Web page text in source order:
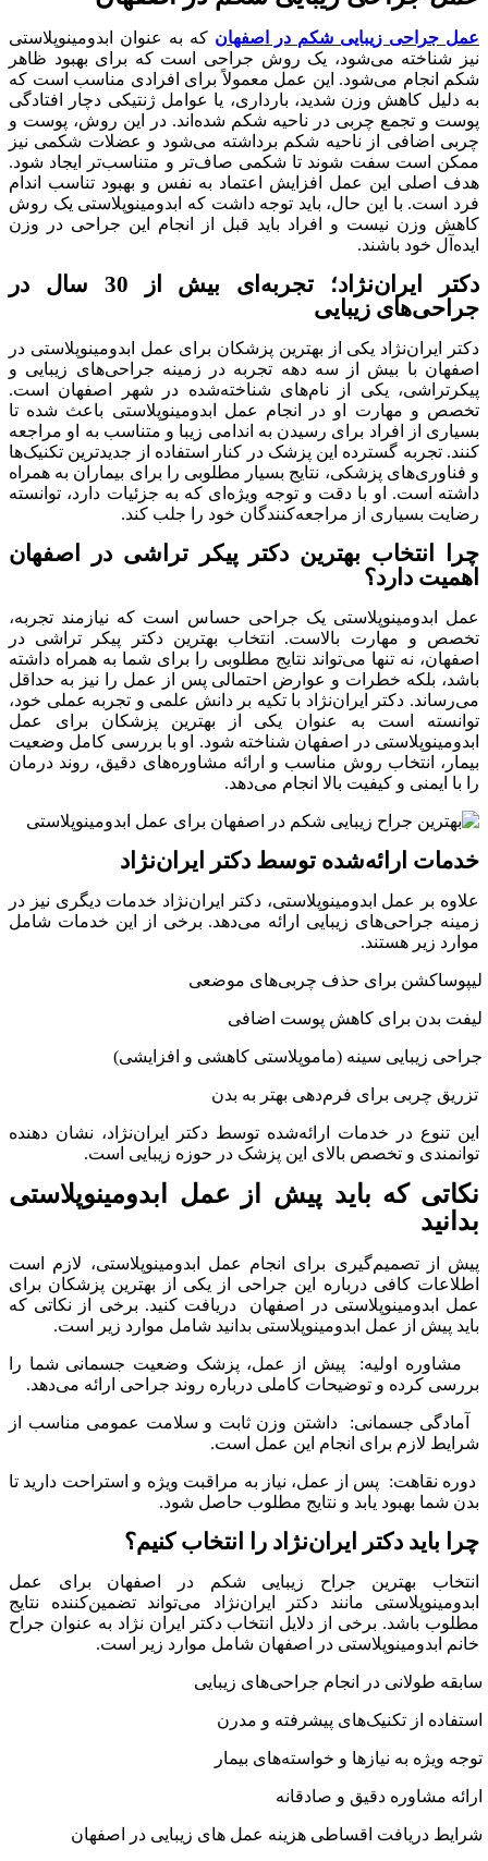
عمل جراحی زیبایی شکم در اصفهان که به عنوان ابدومینوپلاستی
نیز شناخته می‌شود، یک روش جراحی است که برای بهبود ظاهر
شکم انجام می‌شود. این عمل معمولاً برای افرادی مناسب است که
به دلیل کاهش وزن شدید، بارداری، یا عوامل ژنتیکی دچار افتادگی
پوست و تجمع چربی در ناحیه شکم شده‌اند. در این روش، پوست و
چربی اضافی از ناحیه شکم برداشته می‌شود و عضلات شکمی نیز
ممکن است سفت شوند تا شکمی صاف‌تر و متناسب‌تر ایجاد شود.
هدف اصلی این عمل افزایش اعتماد به نفس و بهبود تناسب اندام
فرد است. با این حال، باید توجه داشت که ابدومینوپلاستی یک روش
کاهش وزن نیست و افراد باید قبل از انجام این جراحی در وزن
ایده‌آل خود باشند.
دکتر ایران‌نژاد؛ تجربه‌ای بیش از 30 سال در
جراحی‌های زیبایی
دکتر ایران‌نژاد یکی از بهترین پزشکان برای عمل ابدومینوپلاستی در
اصفهان با بیش از سه دهه تجربه در زمینه جراحی‌های زیبایی و
پیکرتراشی، یکی از نام‌های شناخته‌شده در شهر اصفهان است.
تخصص و مهارت او در انجام عمل ابدومینوپلاستی باعث شده تا
بسیاری از افراد برای رسیدن به اندامی زیبا و متناسب به او مراجعه
کنند. تجربه گسترده این پزشک در کنار استفاده از جدیدترین تکنیک‌ها
و فناوری‌های پزشکی، نتایج بسیار مطلوبی را برای بیماران به همراه
داشته است. او با دقت و توجه ویژه‌ای که به جزئیات دارد، توانسته
رضایت بسیاری از مراجعه‌کنندگان خود را جلب کند.
چرا انتخاب بهترین دکتر پیکر تراشی در اصفهان
اهمیت دارد؟
عمل ابدومینوپلاستی یک جراحی حساس است که نیازمند تجربه،
تخصص و مهارت بالاست. انتخاب بهترین دکتر پیکر تراشی در
اصفهان، نه تنها می‌تواند نتایج مطلوبی را برای شما به همراه داشته
باشد، بلکه خطرات و عوارض احتمالی پس از عمل را نیز به حداقل
می‌رساند. دکتر ایران‌نژاد با تکیه بر دانش علمی و تجربه عملی خود،
توانسته است به عنوان یکی از بهترین پزشکان برای عمل
ابدومینوپلاستی در اصفهان شناخته شود. او با بررسی کامل وضعیت
بیمار، انتخاب روش مناسب و ارائه مشاوره‌های دقیق، روند درمان
را با ایمنی و کیفیت بالا انجام می‌دهد.
خدمات ارائه‌شده توسط دکتر ایران‌نژاد
علاوه بر عمل ابدومینوپلاستی، دکتر ایران‌نژاد خدمات دیگری نیز در
زمینه جراحی‌های زیبایی ارائه می‌دهد. برخی از این خدمات شامل
موارد زیر هستند.
لیپوساکشن برای حذف چربی‌های موضعی
لیفت بدن برای کاهش پوست اضافی
جراحی زیبایی سینه (ماموپلاستی کاهشی و افزایشی)
تزریق چربی برای فرم‌دهی بهتر به بدن
این تنوع در خدمات ارائه‌شده توسط دکتر ایران‌نژاد، نشان دهنده
توانمندی و تخصص بالای این پزشک در حوزه زیبایی است.
نکاتی که باید پیش از عمل ابدومینوپلاستی
بدانید
پیش از تصمیم‌گیری برای انجام عمل ابدومینوپلاستی، لازم است
اطلاعات کافی درباره این جراحی از یکی از بهترین پزشکان برای
عمل ابدومینوپلاستی در اصفهان
دریافت کنید. برخی از نکاتی که
باید پیش از عمل ابدومینوپلاستی بدانید شامل موارد زیر است.
مشاوره اولیه:
پیش از عمل، پزشک وضعیت جسمانی شما را
بررسی کرده و توضیحات کاملی درباره روند جراحی ارائه می‌دهد.
آمادگی جسمانی:
داشتن وزن ثابت و سلامت عمومی مناسب از
شرایط لازم برای انجام این عمل است.
دوره نقاهت:
پس از عمل، نیاز به مراقبت ویژه و استراحت دارید تا
بدن شما بهبود یابد و نتایج مطلوب حاصل شود.
چرا باید دکتر ایران‌نژاد را انتخاب کنیم؟
انتخاب بهترین جراح زیبایی شکم در اصفهان برای عمل
ابدومینوپلاستی مانند دکتر ایران‌نژاد می‌تواند تضمین‌کننده نتایج
مطلوب باشد. برخی از دلایل انتخاب دکتر ایران نژاد به عنوان جراح
خانم ابدومینوپلاستی در اصفهان شامل موارد زیر است.
سابقه طولانی در انجام جراحی‌های زیبایی
استفاده از تکنیک‌های پیشرفته و مدرن
توجه ویژه به نیازها و خواسته‌های بیمار
ارائه مشاوره دقیق و صادقانه
شرایط دریافت اقساطی هزینه عمل های زیبایی در اصفهان